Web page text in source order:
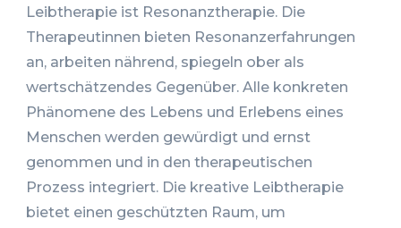
Leibtherapie ist Resonanztherapie. Die
Therapeutinnen bieten Resonanzerfahrungen
an, arbeiten nährend, spiegeln ober als
wertschätzendes Gegenüber. Alle konkreten
Phänomene des Lebens und Erlebens eines
Menschen werden gewürdigt und ernst
genommen und in den therapeutischen
Prozess integriert. Die kreative Leibtherapie
bietet einen geschützten Raum, um